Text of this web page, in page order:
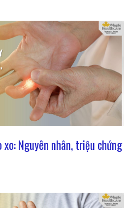
Nguyên nhân, triệu chứng